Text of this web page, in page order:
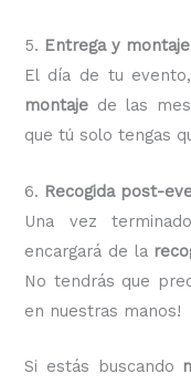
5. Entrega y montaje
El día de tu
montaje de las
que tú solo tengas
6. Recogida post-
Una vez
encargará de la
No tendrás que
en nuestras manos!
Si estás buscando